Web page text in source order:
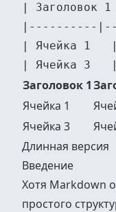
| Заголовок
|----------
| Ячейка 1
Заголовок 1
Ячейка 1
Ячейка 3
Длинная версия
Введение
Хотя Markdown
простого